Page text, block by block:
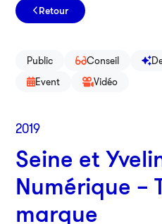
Retour
Public Conseil
Event
Vidéo
2019
Seine et
Numérique –
marque